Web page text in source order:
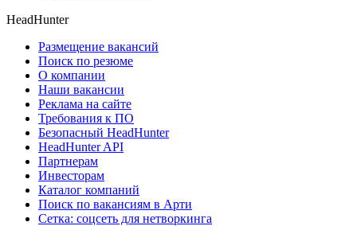
HeadHunter
Размещение вакансий
Поиск по резюме
О компании
Наши вакансии
Реклама на сайте
Требования к ПО
Безопасный HeadHunter
HeadHunter API
Партнерам
Инвесторам
Каталог компаний
Поиск по вакансиям в Арти
Сетка: соцсеть для нетворкинга